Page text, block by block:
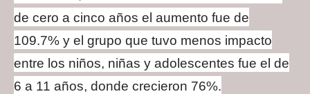
de cero a cinco años el aumento fue de
109.7% y el grupo que tuvo menos impacto
entre los niños, niñas y adolescentes fue el de
6 a 11 años, donde crecieron 76%.